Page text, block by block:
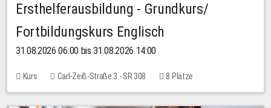
Ersthelferausbildung - Grundkurs/
Fortbildungskurs Englisch
31.08.2026 06:00 bis 31.08.2026 14:00
Kurs Carl-Zeiß-Straße 3 - SR 308 8 Plätze